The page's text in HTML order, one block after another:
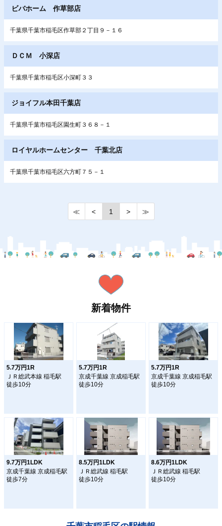
ビバホーム 作草部店
千葉県千葉市稲毛区作草部２丁目９－１６
ＤＣＭ 小深店
千葉県千葉市稲毛区小深町３３
ジョイフル本田千葉店
千葉県千葉市稲毛区園生町３６８－１
ロイヤルホームセンター 千葉北店
千葉県千葉市稲毛区六方町７５－１
≪ < 1 > ≫
新着物件
5.7万円1R
ＪＲ総武本線 稲毛駅
徒歩10分
5.7万円1R
京成千葉線 京成稲毛駅
徒歩10分
5.7万円1R
京成千葉線 京成稲毛駅
徒歩10分
9.7万円1LDK
京成千葉線 京成稲毛駅
徒歩7分
8.5万円1LDK
ＪＲ総武線 稲毛駅
徒歩10分
8.6万円1LDK
ＪＲ総武線 稲毛駅
徒歩10分